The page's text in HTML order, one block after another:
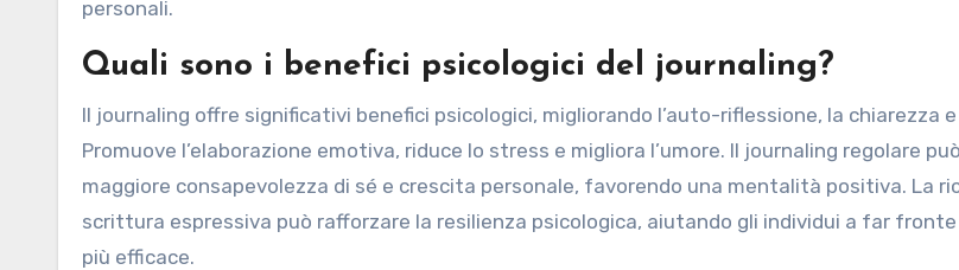
personali.
Quali sono i benefici psicologici del journaling?
Il journaling offre significativi benefici psicologici, migliorando l’auto-riflessione, la chiarezza
Promuove l’elaborazione emotiva, riduce lo stress e migliora l’umore. Il journaling regolare
maggiore consapevolezza di sé e crescita personale, favorendo una mentalità positiva. La
scrittura espressiva può rafforzare la resilienza psicologica, aiutando gli individui a far fronte
più efficace.